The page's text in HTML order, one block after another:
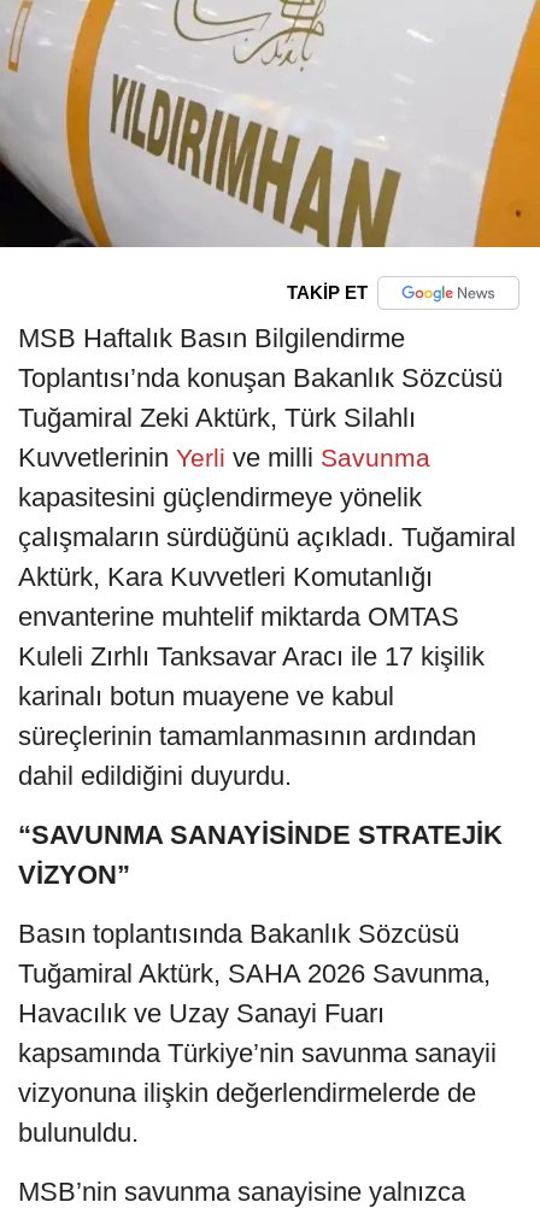
TAKİP ET
MSB Haftalık Basın Bilgilendirme
Toplantısı’nda konuşan Bakanlık Sözcüsü
Tuğamiral Zeki Aktürk, Türk Silahlı
Kuvvetlerinin Yerli ve milli Savunma
kapasitesini güçlendirmeye yönelik
çalışmaların sürdüğünü açıkladı. Tuğamiral
Aktürk, Kara Kuvvetleri Komutanlığı
envanterine muhtelif miktarda OMTAS
Kuleli Zırhlı Tanksavar Aracı ile 17 kişilik
karinalı botun muayene ve kabul
süreçlerinin tamamlanmasının ardından
dahil edildiğini duyurdu.
“SAVUNMA SANAYİSİNDE STRATEJİK
VİZYON”
Basın toplantısında Bakanlık Sözcüsü
Tuğamiral Aktürk, SAHA 2026 Savunma,
Havacılık ve Uzay Sanayi Fuarı
kapsamında Türkiye’nin savunma sanayii
vizyonuna ilişkin değerlendirmelerde de
bulunuldu.
MSB’nin savunma sanayisine yalnızca